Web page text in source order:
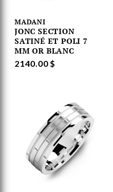
MADANI
JONC SECTION
SATINÉ ET POLI 7
MM OR BLANC
2140.00 $